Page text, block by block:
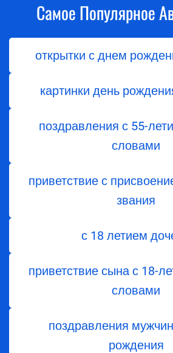
Самое Популярное
открытки с днем
картинки день
поздравления с 55-
словами
приветствие с
звания
с 18 летием
приветствие сына с 18-
словами
поздравления
рождения